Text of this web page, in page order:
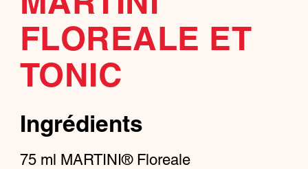
FLOREALE ET
TONIC
Ingrédients
75 ml MARTINI® Floreale